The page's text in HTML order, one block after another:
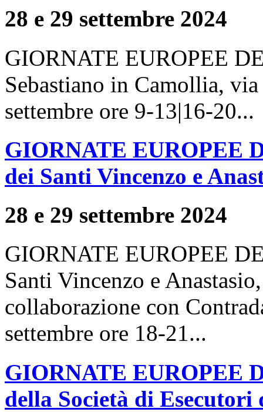
28 e 29 settembre 2024
GIORNATE EUROPEE
Sebastiano in Camollia,
settembre ore 9-13|16-20...
GIORNATE EUROPEE
dei Santi Vincenzo e
28 e 29 settembre 2024
GIORNATE EUROPEE
Santi Vincenzo e
collaborazione con
settembre ore 18-21...
GIORNATE EUROPEE
della Società di Esecutori